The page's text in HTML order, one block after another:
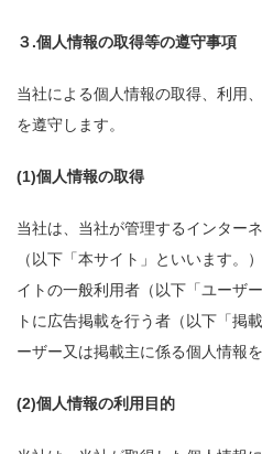
３.個人情報の取得等の遵守事項
当社による個人情報の取得、利用
を遵守します。
(1)個人情報の取得
当社は、当社が管理するインター
（以下「本サイト」といいます。
イトの一般利用者（以下「ユーザ
トに広告掲載を行う者（以下「掲
ーザー又は掲載主に係る個人情報
(2)個人情報の利用目的